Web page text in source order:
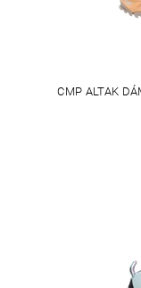
CMP ALTAK